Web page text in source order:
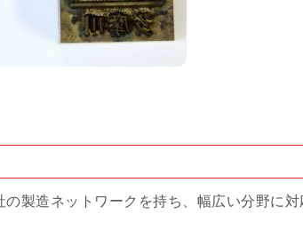
製造ネットワークを持ち、幅広い分野に対